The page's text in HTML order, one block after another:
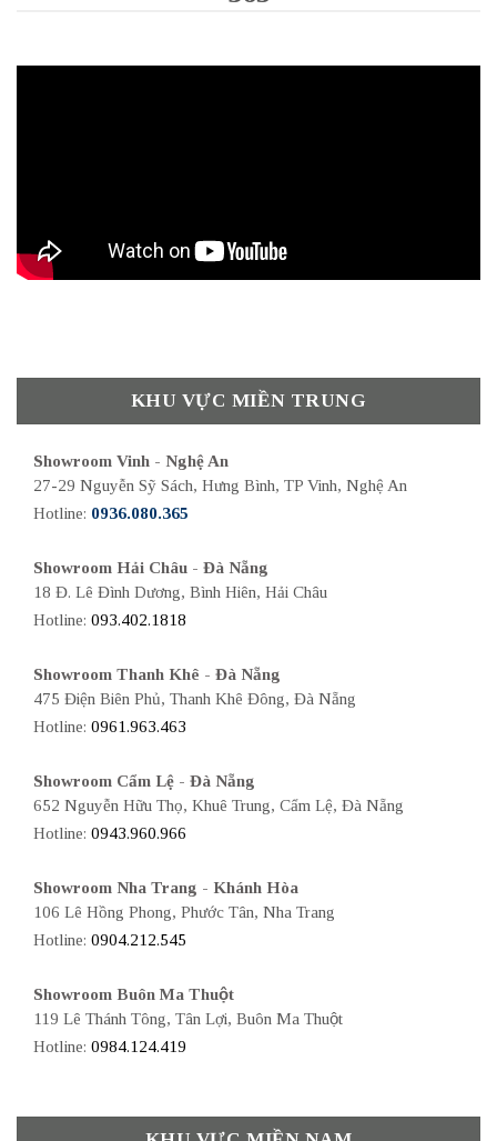
KHU VỰC MIỀN TRUNG
Showroom Vinh - Nghệ An
27-29 Nguyễn Sỹ Sách, Hưng Bình, TP Vinh, Nghệ An
Hotline: 0936.080.365
Showroom Hải Châu - Đà Nẵng
18 Đ. Lê Đình Dương, Bình Hiên, Hải Châu
Hotline: 093.402.1818
Showroom Thanh Khê - Đà Nẵng
475 Điện Biên Phủ, Thanh Khê Đông, Đà Nẵng
Hotline: 0961.963.463
Showroom Cẩm Lệ - Đà Nẵng
652 Nguyễn Hữu Thọ, Khuê Trung, Cẩm Lệ, Đà Nẵng
Hotline: 0943.960.966
Showroom Nha Trang - Khánh Hòa
106 Lê Hồng Phong, Phước Tân, Nha Trang
Hotline: 0904.212.545
Showroom Buôn Ma Thuột
119 Lê Thánh Tông, Tân Lợi, Buôn Ma Thuột
Hotline: 0984.124.419